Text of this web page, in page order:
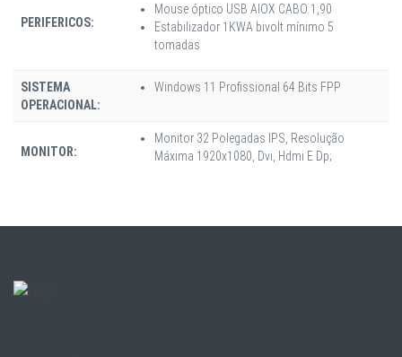
PERIFERICOS:
Mouse óptico USB AIOX CABO 1,90
Estabilizador 1KWA bivolt mínimo 5
tomadas
SISTEMA
OPERACIONAL:
Windows 11 Profissional 64 Bits FPP
MONITOR:
Monitor 32 Polegadas IPS, Resolução
Máxima 1920x1080, Dvi, Hdmi E Dp;